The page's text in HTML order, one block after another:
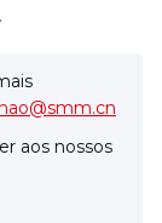
aos nossos